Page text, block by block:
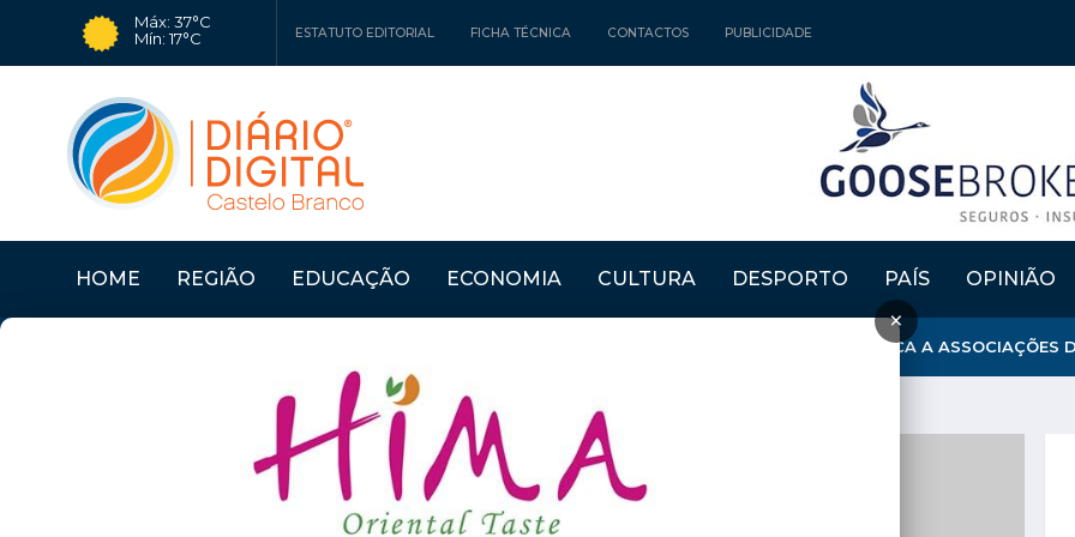
Máx: 37°C
Mín: 17°C
ESTATUTO EDITORIAL FICHA TÉCNICA CONTACTOS PUBLICIDADE
HOME REGIÃO EDUCAÇÃO ECONOMIA CULTURA DESPORTO PAÍS OPINIÃO
×
VIV'ALDEIA LEVOU ESCLARECIMENTOS SOBRE GESTÃO ENERGÉTICA A ASSOCIAÇÕES